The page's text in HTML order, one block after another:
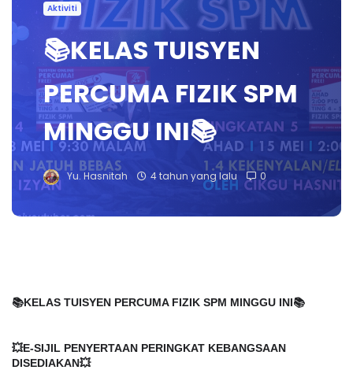
Aktiviti
📚KELAS TUISYEN
PERCUMA FIZIK SPM
MINGGU INI📚
Yu. Hasnitah 4 tahun yang lalu 0
📚KELAS TUISYEN PERCUMA FIZIK SPM MINGGU INI📚
💥E-SIJIL PENYERTAAN PERINGKAT KEBANGSAAN
DISEDIAKAN💥